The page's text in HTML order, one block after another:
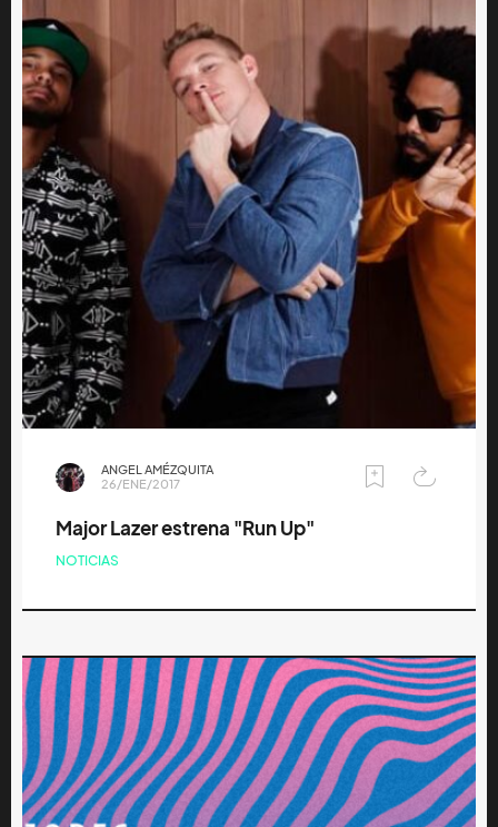
ANGEL AMÉZQUITA
26/ENE/2017
Major Lazer estrena "Run Up"
NOTICIAS